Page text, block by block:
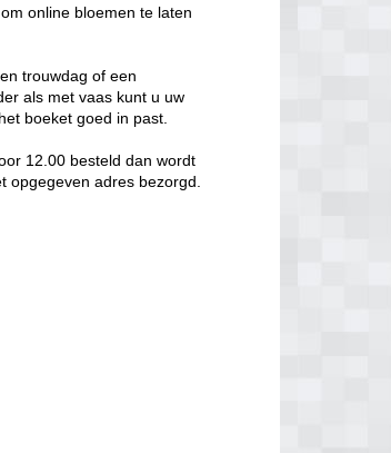
online bloemen te laten
trouwdag of een
als met vaas kunt u uw
boeket goed in past.
12.00 besteld dan wordt
opgegeven adres bezorgd.